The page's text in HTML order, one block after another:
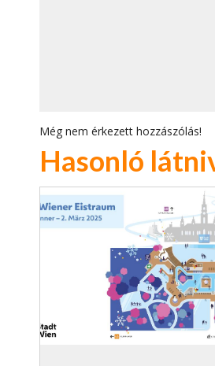
Még nem érkezett hozzászólás!
Hasonló